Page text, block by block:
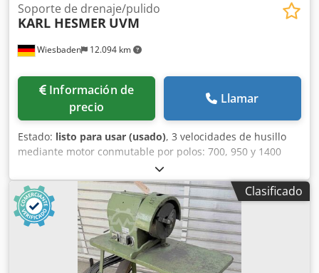
Wiesbaden 12.094 km
Soporte de drenaje/pulido
KARL HESMER UVM
Información de
precio
Llamar
Estado: listo para usar (usado), 3 velocidades de husillo
mediante motor conmutable por polos: 700, 950 y 1400
rpm. Potencia de accionamiento correspondiente:
0,37/0,45/0,55 kW. Conexión eléctrica: 380 V. Dkodpfx
Aozhu U Asivor Diámetro de paso del husillo: 35 mm.
Espacio requerido: 1000 x 570 x 1150 mm. Peso: 84 kg.
Clasificado